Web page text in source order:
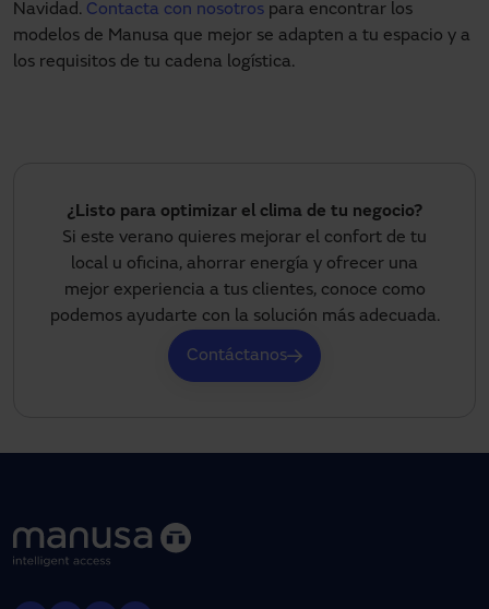
Navidad. Contacta con nosotros para encontrar los
modelos de Manusa que mejor se adapten a tu espacio y a
los requisitos de tu cadena logística.
¿Listo para optimizar el clima de tu negocio?
Si este verano quieres mejorar el confort de tu
local u oficina, ahorrar energía y ofrecer una
mejor experiencia a tus clientes, conoce como
podemos ayudarte con la solución más adecuada.
Contáctanos